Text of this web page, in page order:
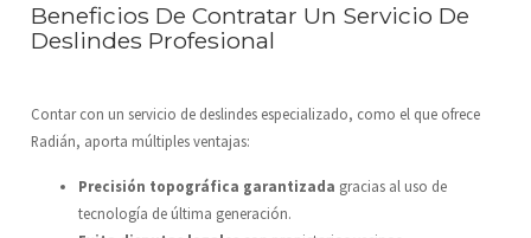
Beneficios De Contratar Un Servicio De
Deslindes Profesional
Contar con un servicio de deslindes especializado, como el que ofrece
Radián, aporta múltiples ventajas:
Precisión topográfica garantizada gracias al uso de
tecnología de última generación.